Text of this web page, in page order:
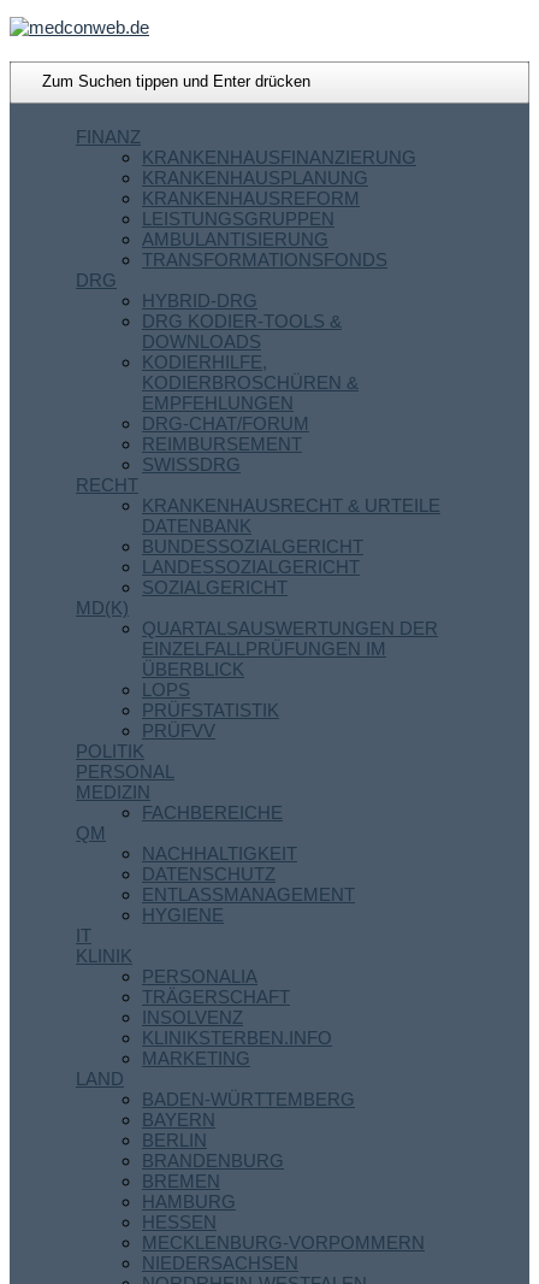
FINANZ
KRANKENHAUSFINANZIERUNG
KRANKENHAUSPLANUNG
KRANKENHAUSREFORM
LEISTUNGSGRUPPEN
AMBULANTISIERUNG
TRANSFORMATIONSFONDS
DRG
HYBRID-DRG
DRG KODIER-TOOLS &
DOWNLOADS
KODIERHILFE,
KODIERBROSCHÜREN &
EMPFEHLUNGEN
DRG-CHAT/FORUM
REIMBURSEMENT
SWISSDRG
RECHT
KRANKENHAUSRECHT & URTEILE
DATENBANK
BUNDESSOZIALGERICHT
LANDESSOZIALGERICHT
SOZIALGERICHT
MD(K)
QUARTALSAUSWERTUNGEN DER
EINZELFALLPRÜFUNGEN IM
ÜBERBLICK
LOPS
PRÜFSTATISTIK
PRÜFVV
POLITIK
PERSONAL
MEDIZIN
FACHBEREICHE
QM
NACHHALTIGKEIT
DATENSCHUTZ
ENTLASSMANAGEMENT
HYGIENE
IT
KLINIK
PERSONALIA
TRÄGERSCHAFT
INSOLVENZ
KLINIKSTERBEN.INFO
MARKETING
LAND
BADEN-WÜRTTEMBERG
BAYERN
BERLIN
BRANDENBURG
BREMEN
HAMBURG
HESSEN
MECKLENBURG-VORPOMMERN
NIEDERSACHSEN